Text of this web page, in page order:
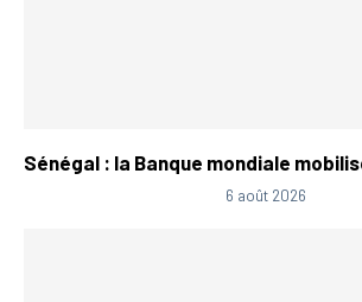
Sénégal : la Banque mondiale
6 août 2026